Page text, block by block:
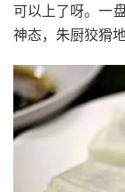
可以上了呀。一
神态，朱厨狡猾